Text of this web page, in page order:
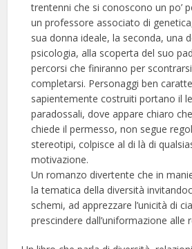
trentenni che si conoscono un po’
un professore associato di
sua donna ideale, la seconda, una
psicologia, alla scoperta del suo
percorsi che finiranno per
completarsi. Personaggi ben
sapientemente costruiti portano il
paradossali, dove appare chiaro
chiede il permesso, non segue
stereotipi, colpisce al di là di
motivazione.
Un romanzo divertente che in
la tematica della diversità
schemi, ad apprezzare l’unicità di
prescindere dall’uniformazione alle